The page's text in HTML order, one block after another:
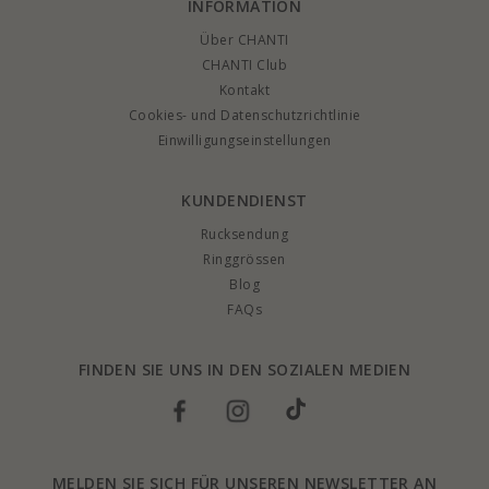
INFORMATION
Über CHANTI
CHANTI Club
Kontakt
Cookies- und Datenschutzrichtlinie
Einwilligungseinstellungen
KUNDENDIENST
Rucksendung
Ringgrössen
Blog
FAQs
FINDEN SIE UNS IN DEN SOZIALEN MEDIEN
MELDEN SIE SICH FÜR UNSEREN NEWSLETTER AN